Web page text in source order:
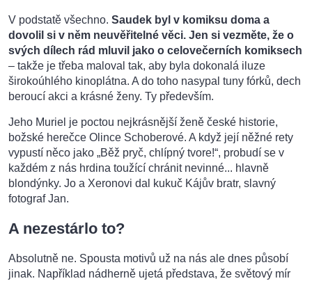
V podstatě všechno. Saudek byl v komiksu doma a
dovolil si v něm neuvěřitelné věci. Jen si vezměte, že o
svých dílech rád mluvil jako o celovečerních komiksech
– takže je třeba maloval tak, aby byla dokonalá iluze
širokoúhlého kinoplátna. A do toho nasypal tuny fórků, dech
beroucí akci a krásné ženy. Ty především.
Jeho Muriel je poctou nejkrásnější ženě české historie,
božské herečce Olince Schoberové. A když její něžné rety
vypustí něco jako „Běž pryč, chlípný tvore!“, probudí se v
každém z nás hrdina toužící chránit nevinné... hlavně
blondýnky. Jo a Xeronovi dal kukuč Kájův bratr, slavný
fotograf Jan.
A nezestárlo to?
Absolutně ne. Spousta motivů už na nás ale dnes působí
jinak. Například nádherně ujetá představa, že světový mír